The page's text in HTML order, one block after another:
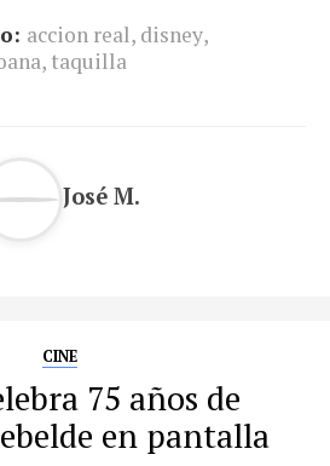
accion real, disney,
, taquilla
José M.
CINE
75 años de
en pantalla